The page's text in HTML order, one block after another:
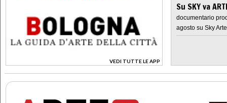
VEDI TUTTE LE APP
>
Su SKY va
documentario
agosto su Sky Arte